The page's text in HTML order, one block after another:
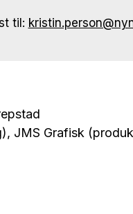
til:
JMS Grafisk